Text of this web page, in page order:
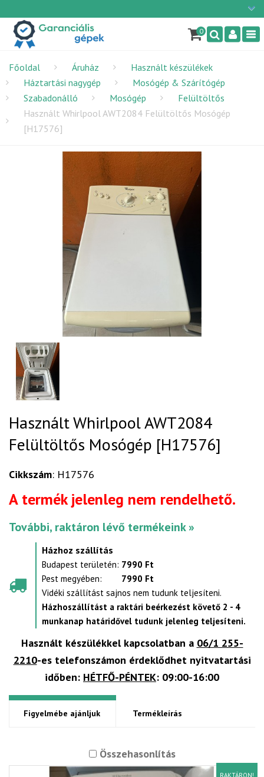
×
0
Főoldal Áruház
Használt készülékek
Háztartási nagygép
Mosógép & Szárítógép
Szabadonálló
Mosógép
Felültöltős
Használt Whirlpool AWT2084 Felültöltős Mosógép
[H17576]
Használt Whirlpool AWT2084
Felültöltős Mosógép [H17576]
Cikkszám: H17576
A termék jelenleg nem rendelhető.
További, raktáron lévő termékeink »
Házhoz szállítás
Budapest területén: 7990 Ft
Pest megyében:
7990 Ft
Vidéki szállítást sajnos nem tudunk teljesíteni.
Házhoszállítást a raktári beérkezést követő 2 - 4
munkanap határidővel tudunk jelenleg teljesíteni.
Használt készülékkel kapcsolatban a 06/1 255-
2210-es telefonszámon érdeklődhet nyitvatartási
időben: HÉTFŐ-PÉNTEK: 09:00-16:00
Figyelmébe ajánljuk Termékleírás
Összehasonlítás
RAKTÁRON!